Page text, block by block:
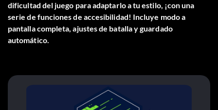
dificultad del juego para adaptarlo a tu estilo, ¡con una
serie de funciones de accesibilidad! Incluye modo a
pantalla completa, ajustes de batalla y guardado
automático.